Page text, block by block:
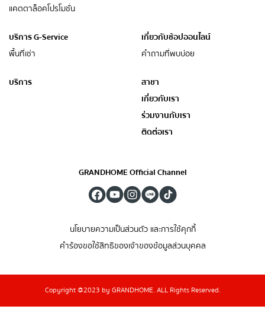
แคตตาล็อคโปรโมชั่น
บริการ G-Service
พื้นที่เช่า
เกี่ยวกับช้อปออนไลน์
คำถามที่พบบ่อย
บริการ
สาขา
เกี่ยวกับเรา
ร่วมงานกับเรา
ติดต่อเรา
GRANDHOME Official Channel
นโยบายความเป็นส่วนตัว และการใช้คุกกี้
คำร้องขอใช้สิทธิของเจ้าของข้อมูลส่วนบุคคล
Copyright @2023 by GRANDHOME. ALL Rights Reserved.